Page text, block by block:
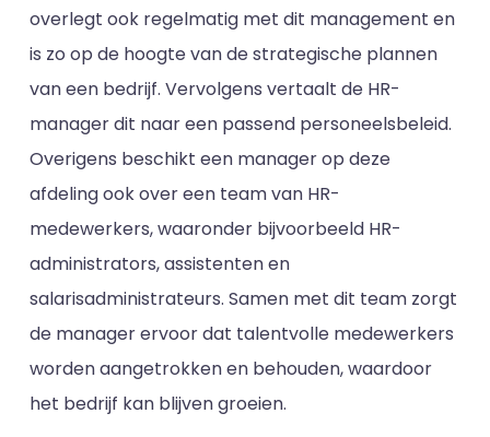
overlegt ook regelmatig met dit management en
is zo op de hoogte van de strategische plannen
van een bedrijf. Vervolgens vertaalt de HR-
manager dit naar een passend personeelsbeleid.
Overigens beschikt een manager op deze
afdeling ook over een team van HR-
medewerkers, waaronder bijvoorbeeld HR-
administrators, assistenten en
salarisadministrateurs. Samen met dit team zorgt
de manager ervoor dat talentvolle medewerkers
worden aangetrokken en behouden, waardoor
het bedrijf kan blijven groeien.